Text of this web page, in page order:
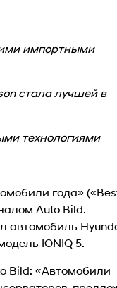
импортными
стала лучшей в
технологиями
года»
Auto Bild.
автомобиль
IONIQ 5.
Bild: «Автомобили